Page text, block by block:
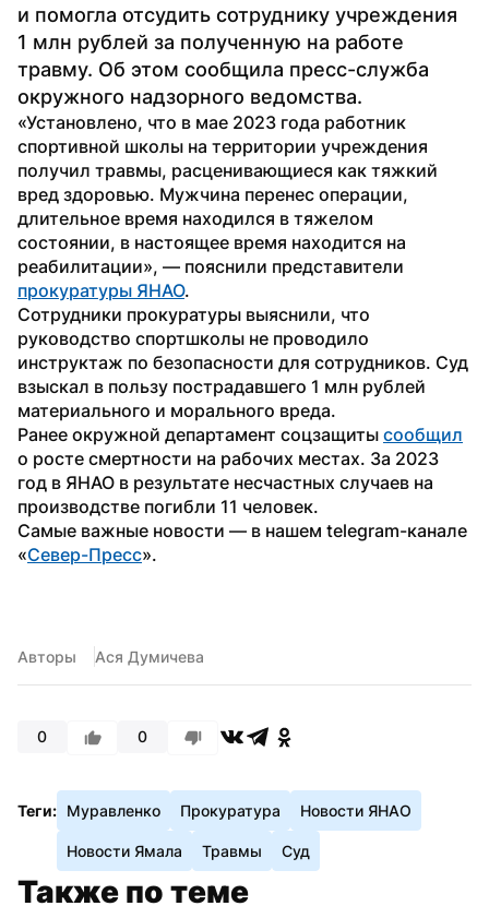
и помогла отсудить сотруднику учреждения
1 млн рублей за полученную на работе
травму. Об этом сообщила пресс-служба
окружного надзорного ведомства.
«Установлено, что в мае 2023 года работник
спортивной школы на территории учреждения
получил травмы, расценивающиеся как тяжкий
вред здоровью. Мужчина перенес операции,
длительное время находился в тяжелом
состоянии, в настоящее время находится на
прокуратуры ЯНАО.
Сотрудники прокуратуры выяснили, что
руководство спортшколы не проводило
инструктаж по безопасности для сотрудников. Суд
взыскал в пользу пострадавшего 1 млн рублей
материального и морального вреда.
Ранее окружной департамент соцзащиты сообщил
о росте смертности на рабочих местах. За 2023
год в ЯНАО в результате несчастных случаев на
производстве погибли 11 человек.
Самые важные новости — в нашем telegram-канале
«Север-Пресс».
Авторы Ася Думичева
0 0
Теги: Муравленко Прокуратура Новости ЯНАО
Новости Ямала Травмы Суд
Также по теме